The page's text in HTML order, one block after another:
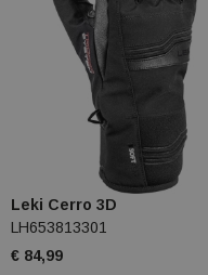
Leki Cerro 3D
LH653813301
€ 84,99